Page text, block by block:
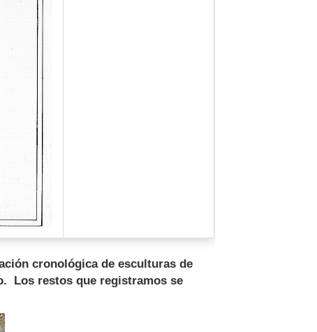
cronológica de esculturas de
Los restos que registramos se